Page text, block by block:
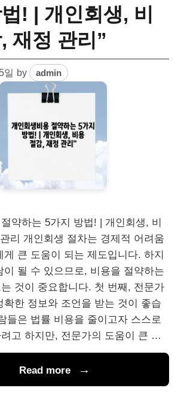
! | 개인회생, 비
재정 관리”
일 by admin
약하는 5가지 방법! | 개인회생, 비
리 개인회생 절차는 경제적 어려움
게 큰 도움이 되는 제도입니다. 하지
이 될 수 있으므로, 비용을 절약하는
것이 중요합니다. 첫 번째, 전문가
확한 정보와 조언을 받는 것이 좋습
들은 법률 비용을 줄이고자 스스로
고 하지만, 전문가의 도움이 큰 …
Read more